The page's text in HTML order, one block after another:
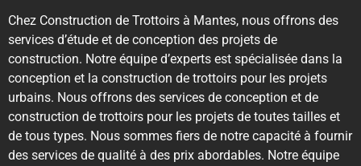
Chez Construction de Trottoirs à Mantes, nous offrons des
services d’étude et de conception des projets de
construction. Notre équipe d’experts est spécialisée dans la
conception et la construction de trottoirs pour les projets
urbains. Nous offrons des services de conception et de
construction de trottoirs pour les projets de toutes tailles et
de tous types. Nous sommes fiers de notre capacité à fournir
des services de qualité à des prix abordables. Notre équipe